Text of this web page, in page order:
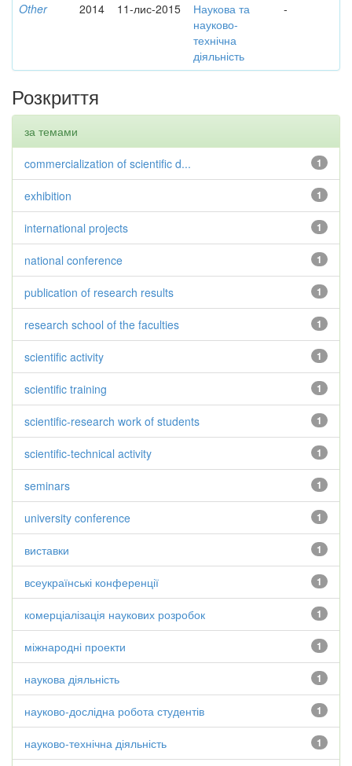
Other 2014 11-лис-2015
Наукова та
науково-
технічна
діяльність
-
Розкриття
за темами
1
commercialization of scientific d...
1
exhibition
1
international projects
1
national conference
1
publication of research results
1
research school of the faculties
1
scientific activity
1
scientific training
1
scientific-research work of students
1
scientific-technical activity
1
seminars
1
university conference
1
виставки
1
всеукраїнські конференції
1
комерціалізація наукових розробок
1
міжнародні проекти
1
наукова діяльність
1
науково-дослідна робота студентів
1
науково-технічна діяльність